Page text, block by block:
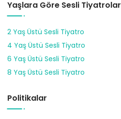
Yaşlara Göre Sesli Tiyatrolar
2 Yaş Üstü Sesli Tiyatro
4 Yaş Üstü Sesli Tiyatro
6 Yaş Üstü Sesli Tiyatro
8 Yaş Üstü Sesli Tiyatro
Politikalar